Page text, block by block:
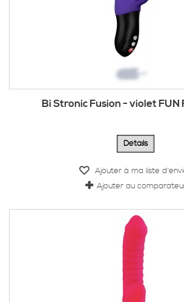
Bi Stronic Fusion - violet FUN
Détails
Ajouter à ma liste
Ajouter au